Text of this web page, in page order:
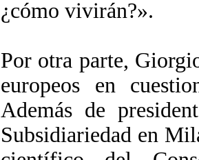
¿cómo vivirán?».
Por otra parte,
europeos en
Además de
Subsidiariedad en